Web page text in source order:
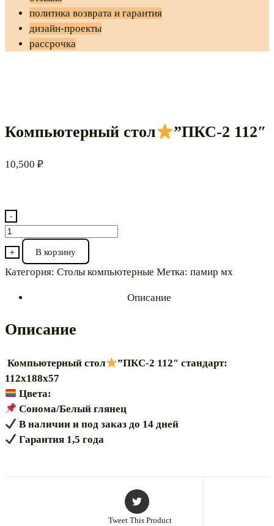
политика возврата и гарантия
дизайн-проекты
рассрочка
Компьютерный стол ”ПКС-2 112″
10,500 ₽
-
Количество
товара
Компьютерный
стол
112″
+ В корзину
Категория: Столы компьютерные Метка: памир мх
Описание
Описание
Компьютерный стол
”ПКС-2 112″ стандарт:
112х188х57
Цвета:
Сонома/Белый глянец
В наличии и под заказ до 14 дней
Гарантия 1,5 года
Tweet This Product